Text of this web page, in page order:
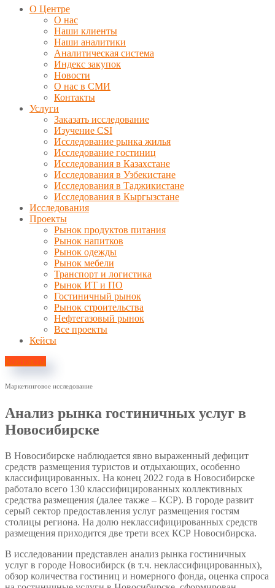
О Центре
О нас
Наши клиенты
Наши аналитики
Аналитическая система
Индекс закупок
Новости
О нас в СМИ
Контакты
Услуги
Заказать исследование
Изучение CSI
Исследование рынка жилья
Исследование гостиниц
Исследования в Казахстане
Исследования в Узбекистане
Исследования в Таджикистане
Исследования в Кыргызстане
Исследования
Проекты
Рынок продуктов питания
Рынок напитков
Рынок одежды
Рынок мебели
Транспорт и логистика
Рынок ИТ и ПО
Гостиничный рынок
Рынок строительства
Нефтегазовый рынок
Все проекты
Кейсы
Контакты
Маркетинговое исследование
Анализ рынка гостиничных услуг в
Новосибирске
В Новосибирске наблюдается явно выраженный дефицит
средств размещения туристов и отдыхающих, особенно
классифицированных. На конец 2022 года в Новосибирске
работало всего 130 классифицированных коллективных
средства размещения (далее также – КСР). В городе развит
серый сектор предоставления услуг размещения гостям
столицы региона. На долю неклассифицированных средств
размещения приходится две трети всех КСР Новосибирска.
В исследовании представлен анализ рынка гостиничных
услуг в городе Новосибирск (в т.ч. неклассифицированных),
обзор количества гостиниц и номерного фонда, оценка спроса